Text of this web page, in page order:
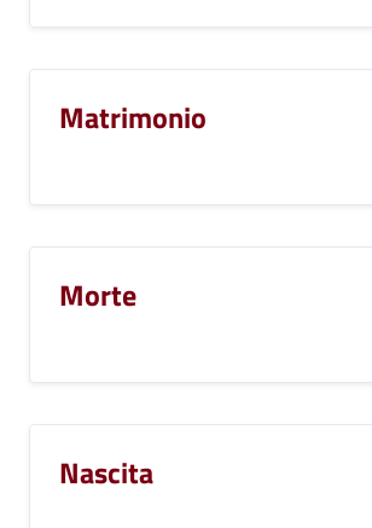
Matrimonio
Morte
Nascita